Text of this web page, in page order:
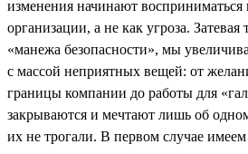
изменения начинают восприниматься
организации, а не как угроза.
«манежа безопасности», мы
с массой неприятных вещей: от
границы компании до работы для
закрываются и мечтают лишь об
их не трогали. В первом случае